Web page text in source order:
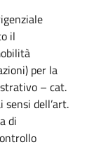
il
per la
– cat.
dell’art.
di